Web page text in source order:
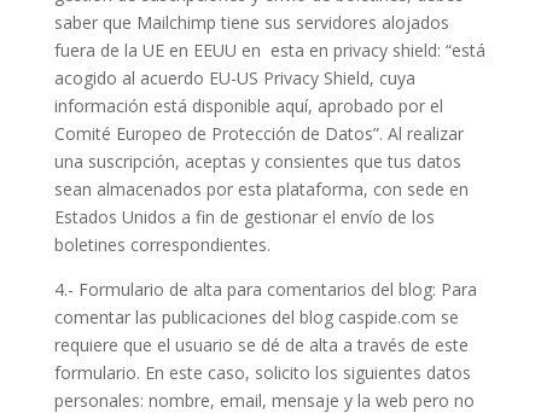
saber que Mailchimp tiene sus servidores alojados
fuera de la UE en EEUU en esta en privacy shield: “está
acogido al acuerdo EU-US Privacy Shield, cuya
información está disponible aquí, aprobado por el
Comité Europeo de Protección de Datos”. Al realizar
una suscripción, aceptas y consientes que tus datos
sean almacenados por esta plataforma, con sede en
Estados Unidos a fin de gestionar el envío de los
boletines correspondientes.
4.- Formulario de alta para comentarios del blog: Para
comentar las publicaciones del blog caspide.com se
requiere que el usuario se dé de alta a través de este
formulario. En este caso, solicito los siguientes datos
personales: nombre, email, mensaje y la web pero no